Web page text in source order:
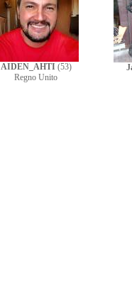
AIDEN_AHTI (53)
Regno Unito